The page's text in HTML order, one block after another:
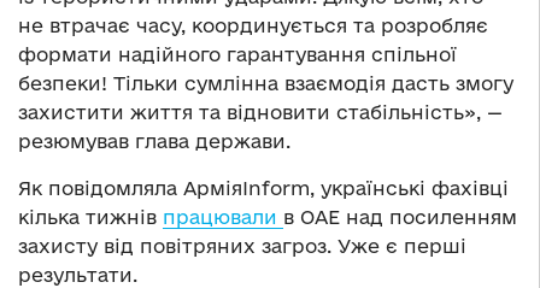
не втрачає часу, координується та розробляє
формати надійного гарантування спільної
безпеки! Тільки сумлінна взаємодія дасть змогу
захистити життя та відновити стабільність», —
резюмував глава держави.
Як повідомляла АрміяInform, українські фахівці
кілька тижнів працювали в ОАЕ над посиленням
захисту від повітряних загроз. Уже є перші
результати.